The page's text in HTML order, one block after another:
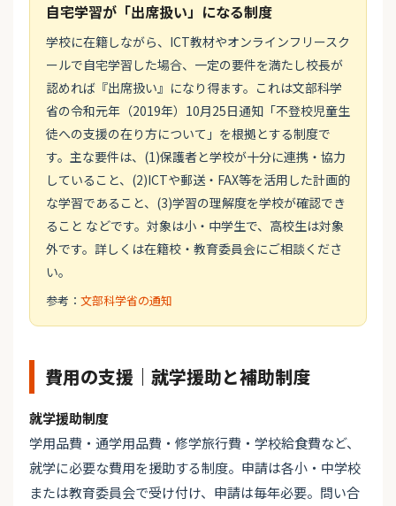
自宅学習が「出席扱い」になる制度
学校に在籍しながら、ICT教材やオンラインフリースク
ールで自宅学習した場合、一定の要件を満たし校長が
認めれば『出席扱い』になり得ます。これは文部科学
省の令和元年（2019年）10月25日通知「不登校児童生
徒への支援の在り方について」を根拠とする制度で
す。主な要件は、(1)保護者と学校が十分に連携・協力
していること、(2)ICTや郵送・FAX等を活用した計画的
な学習であること、(3)学習の理解度を学校が確認でき
ること などです。対象は小・中学生で、高校生は対象
外です。詳しくは在籍校・教育委員会にご相談くださ
い。
参考： 文部科学省の通知
費用の支援｜就学援助と補助制度
就学援助制度
学用品費・通学用品費・修学旅行費・学校給食費など、
就学に必要な費用を援助する制度。申請は各小・中学校
または教育委員会で受け付け、申請は毎年必要。問い合